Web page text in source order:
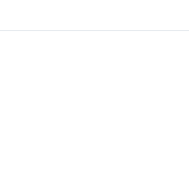
理まで、製品のライフサイクル全体に関与します。
す。